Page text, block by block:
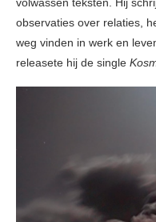
volwassen teksten. Hij
observaties over relaties,
weg vinden in werk en
releasete hij de single